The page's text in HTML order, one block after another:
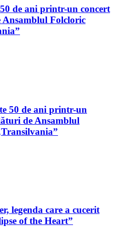
de ani printr-un concert
Folcloric
50 de ani printr-un
de Ansamblul
legenda care a cucerit
of the Heart”